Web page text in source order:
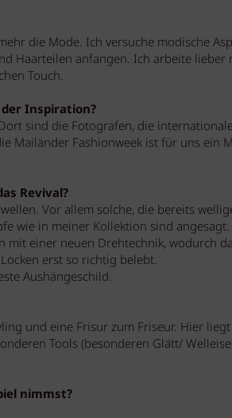
die Mode. Ich versuche modische
Haarteilen anfangen. Ich arbeite lieber
Touch.
Inspiration?
sind die Fotografen, die
Mailänder Fashionweek ist für uns ein
Revival?
Vor allem solche, die bereits
wie in meiner Kollektion sind
einer neuen Drehtechnik, wodurch
erst so richtig belebt.
Aushängeschild.
und eine Frisur zum Friseur. Hier liegt
Tools (besonderen Glätt/
nimmst?